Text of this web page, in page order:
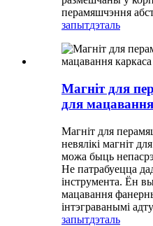
перамяшчэння
запытдэталь
Магніт для
для
Магніт для
невялікі магніт
можа быць
Не патрабуецца
інструмента. Ён
мацавання
інтэграванымі
запытдэталь